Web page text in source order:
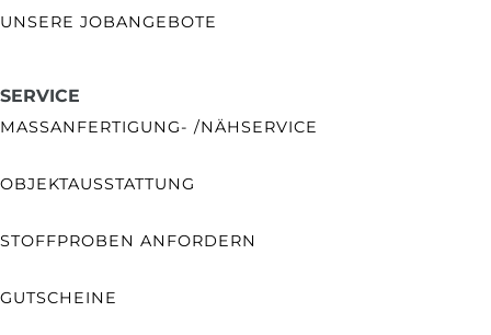
UNSERE JOBANGEBOTE
SERVICE
MASSANFERTIGUNG- /NÄHSERVICE
OBJEKTAUSSTATTUNG
STOFFPROBEN ANFORDERN
GUTSCHEINE